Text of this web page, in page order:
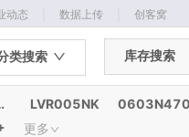
动态 数据上传 创客窝
类搜索 库存搜索
42-700
LVR005NK
更多